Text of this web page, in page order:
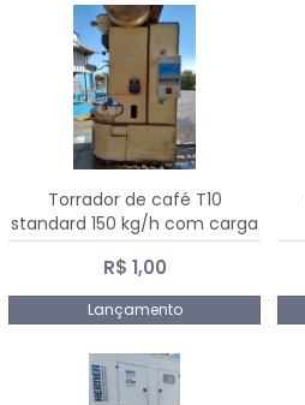
Torrador de café T10
standard 150 kg/h com carga
de 10 kg
R$ 1,00
Lançamento